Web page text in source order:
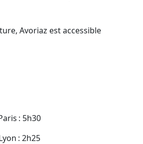
Avoriaz est accessible
: 5h30
: 2h25